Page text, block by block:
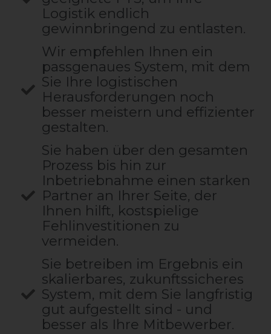
Logistik endlich
gewinnbringend zu entlasten.
Wir empfehlen Ihnen ein
passgenaues System, mit dem
Sie Ihre logistischen
Herausforderungen noch
besser meistern und effizienter
gestalten.
Sie haben über den gesamten
Prozess bis hin zur
Inbetriebnahme einen starken
Partner an Ihrer Seite, der
Ihnen hilft, kostspielige
Fehlinvestitionen zu
vermeiden.
Sie betreiben im Ergebnis ein
skalierbares, zukunftssicheres
System, mit dem Sie langfristig
gut aufgestellt sind - und
besser als Ihre Mitbewerber.